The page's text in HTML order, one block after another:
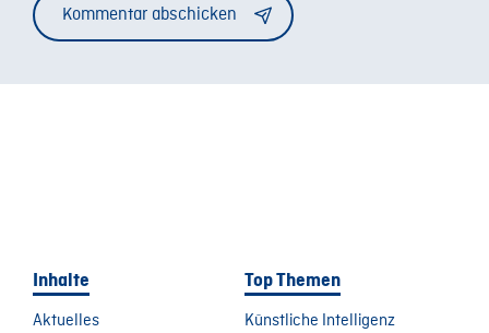
Inhalte
Aktuelles
Top Themen
Künstliche Intelligenz